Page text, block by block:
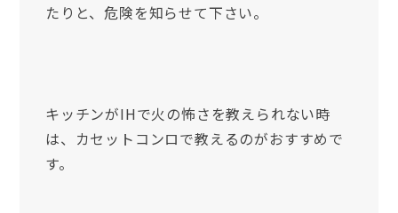
たりと、危険を知らせて下さい。
キッチンがIHで火の怖さを教えられない時
は、カセットコンロで教えるのがおすすめで
す。